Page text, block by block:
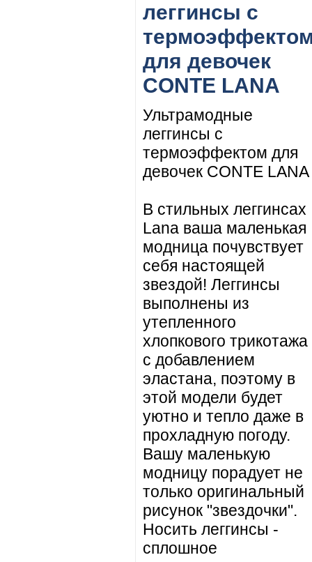
леггинсы с
для девочек
CONTE LANA
Ультрамодные
леггинсы с
термоэффектом для
девочек CONTE LANA
В стильных леггинсах
Lana ваша маленькая
модница почувствует
себя настоящей
звездой! Леггинсы
выполнены из
утепленного
хлопкового трикотажа
с добавлением
эластана, поэтому в
этой модели будет
уютно и тепло даже в
прохладную погоду.
Вашу маленькую
модницу порадует не
только оригинальный
рисунок "звездочки".
Носить леггинсы -
сплошное